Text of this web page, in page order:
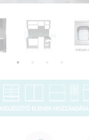
KIEGÉSZÍTŐ ELEMEK HOZZÁADÁSA